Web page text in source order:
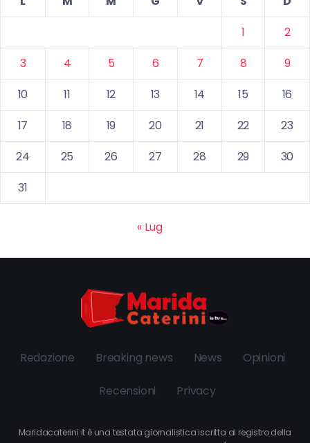
1
2
3
4 5 6 7 8
9
10
11 12 13 14 15
16
17
18 19 20 21 22
23
24
25 26 27 28 29
30
31
« Lug
Redazione Breaking news News Opinioni
Recensioni Privacy
Maridacaterini.it è una testata giornalistica iscritta al registro della